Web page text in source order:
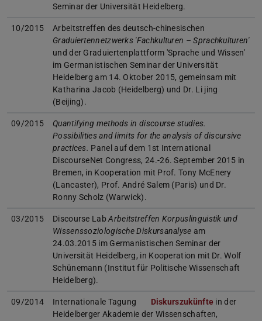
Seminar der Universität Heidelberg.
10/2015
Arbeitstreffen des deutsch-chinesischen
Graduiertennetzwerks 'Fachkulturen – Sprachkulturen'
und der Graduiertenplattform 'Sprache und Wissen'
im Germanistischen Seminar der Universität
Heidelberg am 14. Oktober 2015, gemeinsam mit
Katharina Jacob (Heidelberg) und Dr. Li jing
(Beijing).
09/2015
Quantifying methods in discourse studies.
Possibilities and limits for the analysis of discursive
practices. Panel auf dem 1st International
DiscourseNet Congress, 24.-26. September 2015 in
Bremen, in Kooperation mit Prof. Tony McEnery
(Lancaster), Prof. André Salem (Paris) und Dr.
Ronny Scholz (Warwick).
03/2015 Discourse LabArbeitstreffen Korpuslinguistik und
Wissenssoziologische Diskursanalyse am
24.03.2015 im Germanistischen Seminar der
Universität Heidelberg, in Kooperation mit Dr. Wolf
Schünemann (Institut für Politische Wissenschaft
Heidelberg).
09/2014 Internationale Tagung Diskurszukünfte in der
Heidelberger Akademie der Wissenschaften,